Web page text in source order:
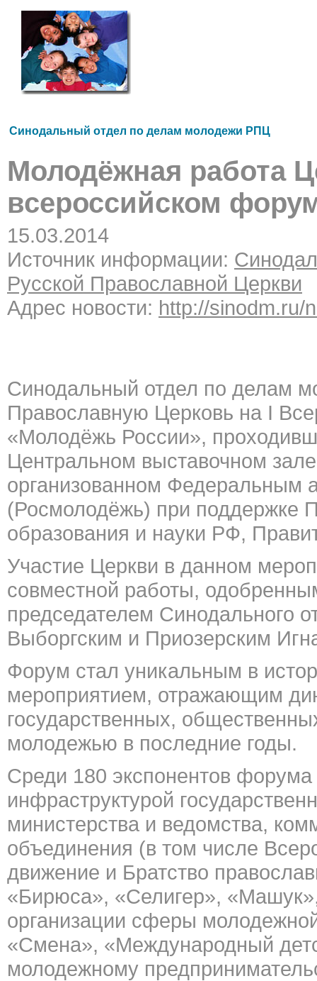
Синодальный отдел по делам молодежи РПЦ
Молодёжная работа
всероссийском
15.03.2014
Источник информации:
Русской Православной Церкви
Адрес новости: http://sinodm.ru/
Синодальный отдел по делам
Православную Церковь на I
«Молодёжь России»,
Центральном выставочном
организованном Федеральным
(Росмолодёжь) при поддержке
образования и науки РФ,
Участие Церкви в данном
совместной работы,
председателем Синодального
Выборгским и Приозерским
Форум стал уникальным в
мероприятием, отражающим
государственных,
молодежью в последние годы.
Среди 180 экспонентов форума
инфраструктурой
министерства и ведомства,
объединения (в том числе
движение и Братство
«Бирюса», «Селигер»,
организации сферы
«Смена», «Международный
молодежному